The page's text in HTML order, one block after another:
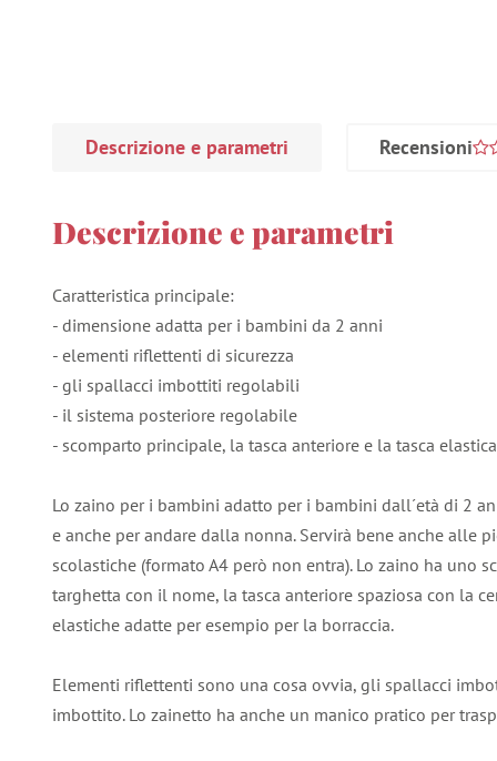
Descrizione e parametri Recensioni
Descrizione e parametri
Caratteristica principale:
- dimensione adatta per i bambini da 2 anni
- elementi riflettenti di sicurezza
- gli spallacci imbottiti regolabili
- il sistema posteriore regolabile
- scomparto principale, la tasca anteriore e la tasca
Lo zaino per i bambini adatto per i bambini dall´età di 2
e anche per andare dalla nonna. Servirà bene anche alle
scolastiche (formato A4 però non entra). Lo zaino ha uno
targhetta con il nome, la tasca anteriore spaziosa con la
elastiche adatte per esempio per la borraccia.
Elementi riflettenti sono una cosa ovvia, gli spallacci
imbottito. Lo zainetto ha anche un manico pratico per